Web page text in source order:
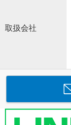
取扱会社